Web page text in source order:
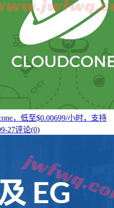
，低至$0.00699/小时，支持
27评论(0)